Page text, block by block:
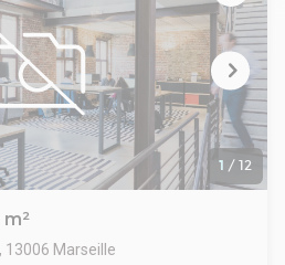
bénéficient d'une
d'une excellente luminosité grâce
L'environnement est
proximité immédiate de
des transports et des services
central et recherché, idéal
votre activité professionnelle.
et à la location.
1 / 12
13006 Marseille